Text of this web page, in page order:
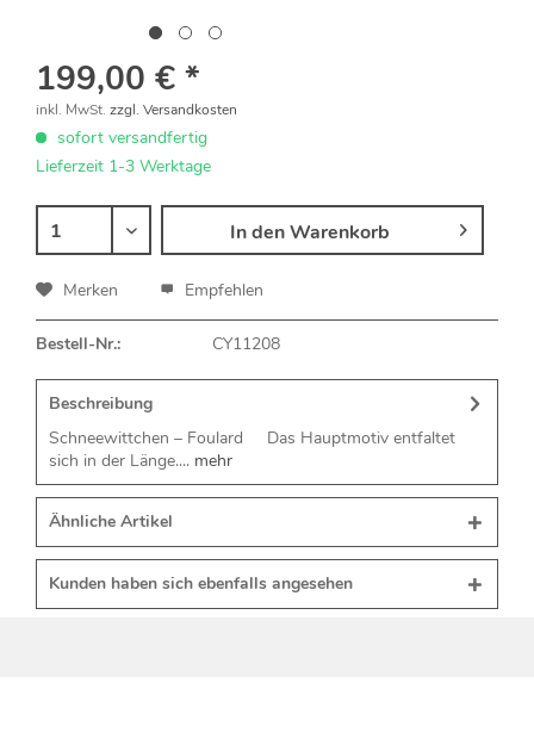
199,00 € *
inkl. MwSt. zzgl. Versandkosten
sofort versandfertig
Lieferzeit 1-3 Werktage
In denWarenkorb
Merken Empfehlen
Bestell-Nr.: CY11208
Beschreibung
Schneewittchen – Foulard Das Hauptmotiv entfaltet
sich in der Länge.... mehr
Ähnliche Artikel
Kunden haben sich ebenfalls angesehen